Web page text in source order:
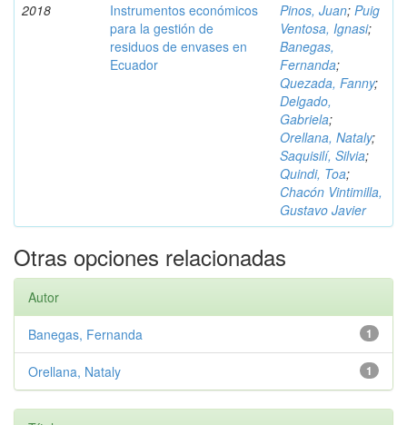
2018
Instrumentos económicos
para la gestión de
residuos de envases en
Ecuador
Pinos, Juan; Puig
Ventosa, Ignasi;
Banegas,
Fernanda;
Quezada, Fanny;
Delgado,
Gabriela;
Orellana, Nataly;
Saquisilí, Silvia;
Quindi, Toa;
Chacón Vintimilla,
Gustavo Javier
Otras opciones relacionadas
Autor
1
Banegas, Fernanda
1
Orellana, Nataly